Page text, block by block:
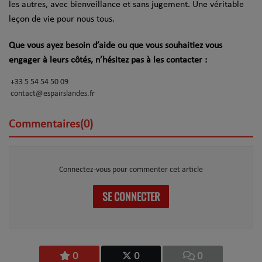
0 0 0
les autres, avec bienveillance et sans jugement. Une véritable
leçon de vie pour nous tous.
Que vous ayez besoin d’aide ou que vous souhaitiez vous
engager à leurs côtés, n’hésitez pas à les contacter :
+33 5 54 54 50 09
contact@espairslandes.fr
Commentaires(0)
Connectez-vous pour commenter cet article
SE CONNECTER